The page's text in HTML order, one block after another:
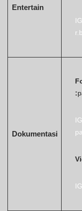
Entertain
Dokumentasi
: